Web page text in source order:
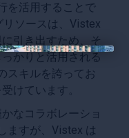
×
を活用することで
ソースは、Vistex
引き出すため、そ
かりと活用される
スキルを誇ってお
けています。
なコラボレーショ
ますが、Vistex は